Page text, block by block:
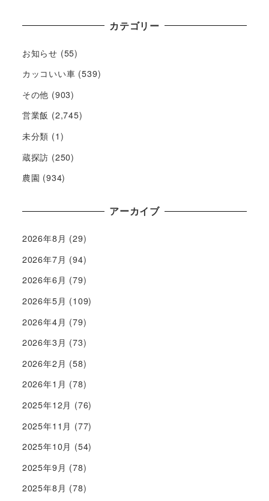
カテゴリー
お知らせ (55)
カッコいい車 (539)
その他 (903)
営業飯 (2,745)
未分類 (1)
蔵探訪 (250)
農園 (934)
アーカイブ
2026年8月 (29)
2026年7月 (94)
2026年6月 (79)
2026年5月 (109)
2026年4月 (79)
2026年3月 (73)
2026年2月 (58)
2026年1月 (78)
2025年12月 (76)
2025年11月 (77)
2025年10月 (54)
2025年9月 (78)
2025年8月 (78)